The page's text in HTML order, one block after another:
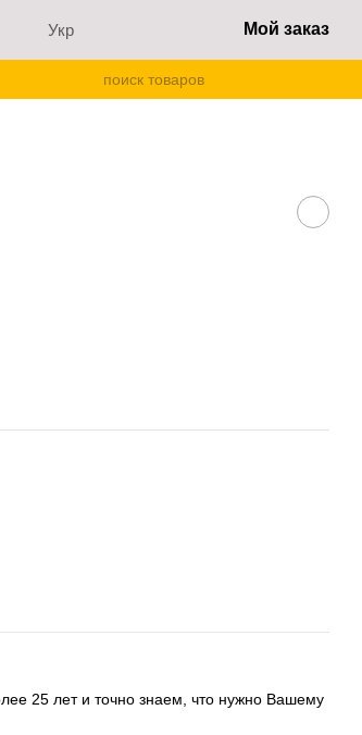
Укр Мой заказ
25 лет и точно знаем, что нужно Вашему